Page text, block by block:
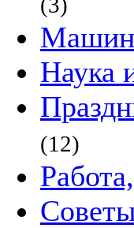
Наука
(12)